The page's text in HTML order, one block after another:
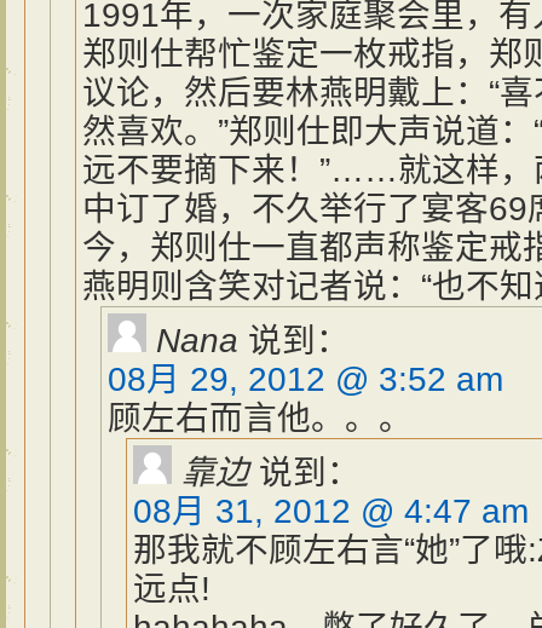
1991年，一次家庭聚会里，
郑则仕帮忙鉴定一枚戒指，郑
议论，然后要林燕明戴上：“
然喜欢。”郑则仕即大声说道
远不要摘下来！”……就这样，
中订了婚，不久举行了宴客
今，郑则仕一直都声称鉴定戒
燕明则含笑对记者说：“也不
Nana 说到：
08月 29, 2012 @ 3:52 am
顾左右而言他。。。
靠边 说到：
08月 31, 2012 @ 4:47 am
那我就不顾左右言“她”了
远点!